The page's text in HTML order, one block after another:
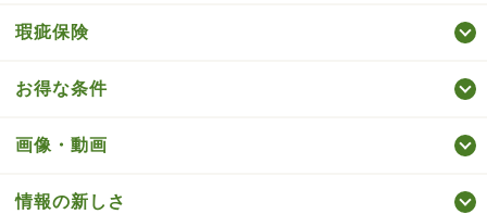
瑕疵保険
お得な条件
画像・動画
情報の新しさ